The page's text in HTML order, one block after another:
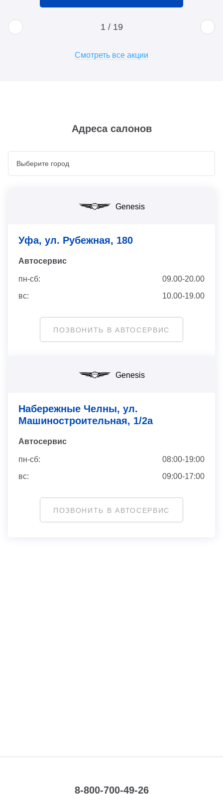
1 / 19
Смотреть все акции
Адреса салонов
Genesis
Уфа, ул. Рубежная, 180
Автосервис
пн-сб:
09.00-20.00
вс:
10.00-19.00
ПОЗВОНИТЬ В АВТОСЕРВИС
Genesis
Набережные Челны, ул. ​
Машиностроительная, 1/2а
Автосервис
пн-сб:
08:00-19:00
вс:
09:00-17:00
ПОЗВОНИТЬ В АВТОСЕРВИС
8-800-700-49-26